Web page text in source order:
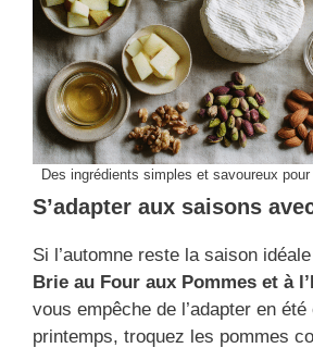
Des ingrédients simples et savoureux pour
S’adapter aux saisons
Si l’automne reste la saison
Brie au Four aux Pommes et à
vous empêche de l’adapter en
printemps, troquez les pommes